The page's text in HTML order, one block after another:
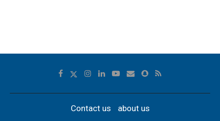
Contact us about us